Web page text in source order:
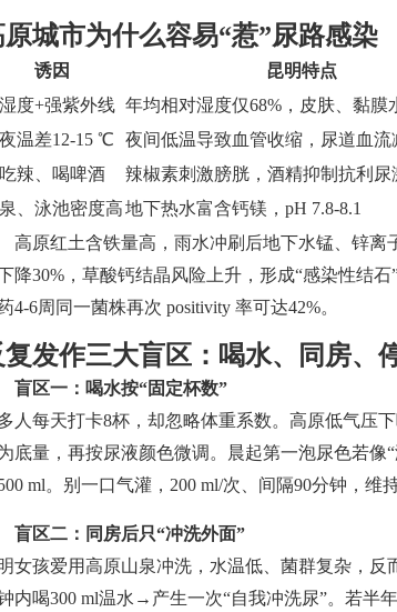
原城市为什么容易“惹”尿路感染
诱因 昆明特点
度+强紫外线 年均相对湿度仅68%，皮肤、黏膜
温差12-15 ℃
夜间低温导致血管收缩，尿道血流
辣、喝啤酒
辣椒素刺激膀胱，酒精抑制抗利尿
、泳池密度高地下热水富含钙镁，pH 7.8-8.1
高原红土含铁量高，雨水冲刷后地下水锰、锌离
降30%，草酸钙结晶风险上升，形成“感染性结
4-6周同一菌株再次 positivity 率可达42%。
复发作三大盲区：喝水、同房、
盲区一：喝水按“固定杯数”
人每天打卡8杯，却忽略体重系数。高原低气压
底量，再按尿液颜色微调。晨起第一泡尿色若像
ml。别一口气灌，200 ml/次、间隔90分钟，维
盲区二：同房后只“冲洗外面”
女孩爱用高原山泉冲洗，水温低、菌群复杂，
内喝300 ml温水→产生一次“自我冲洗尿”。若半